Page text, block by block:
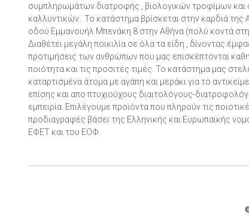
συμπληρωμάτων διατροφής , βιολογικών τροφίμων και
καλλυντικών . Το κατάστημα βρίσκεται στην καρδιά της
οδού Εμμανουήλ Μπενάκη 8 στην Αθήνα (πολύ κοντά
Διαθέτει μεγάλη ποικιλία σε όλα τα είδη , δίνοντας
προτιμήσεις των ανθρώπων που μας επισκέπτονται
ποιότητα και τις προσιτές τιμές. Το κατάστημα μας
καταρτισμένα άτομα με αγάπη και μεράκι για το
επίσης και απο πτυχιούχους διαιτολόγους-
εμπειρία. Επιλέγουμε προϊόντα που πληρούν τις
προδιαγραφές βάσει της Ελληνικής και Ευρωπαϊκής
ΕΦΕΤ και του ΕΟΦ.